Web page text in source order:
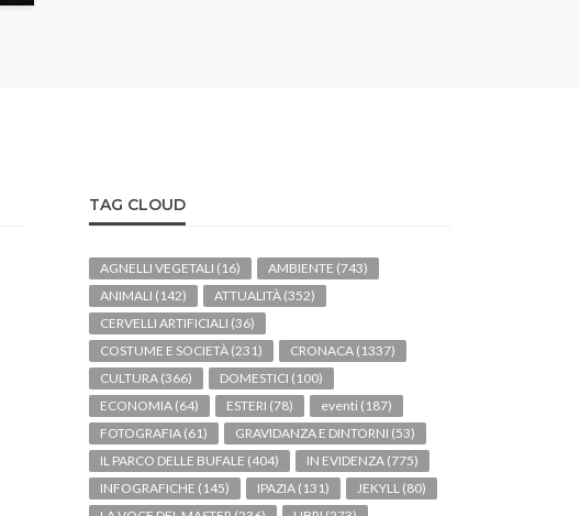
TAG CLOUD
AGNELLI VEGETALI (16) AMBIENTE (743)
ANIMALI (142) ATTUALITÀ (352)
CERVELLI ARTIFICIALI (36)
COSTUME E SOCIETÀ (231) CRONACA (1337)
CULTURA (366) DOMESTICI (100)
ECONOMIA (64) ESTERI (78) eventi (187)
FOTOGRAFIA (61) GRAVIDANZA E DINTORNI (53)
IL PARCO DELLE BUFALE (404) IN EVIDENZA (775)
INFOGRAFICHE (145) IPAZIA (131) JEKYLL (80)